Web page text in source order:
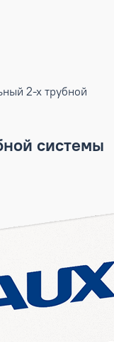
2-х трубной
системы